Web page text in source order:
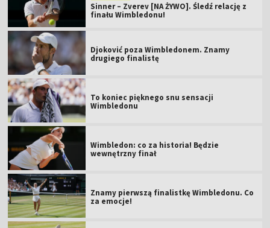
Sinner – Zverev [NA ŻYWO]. Śledź relację z
finału Wimbledonu!
Djoković poza Wimbledonem. Znamy
drugiego finalistę
To koniec pięknego snu sensacji
Wimbledonu
Wimbledon: co za historia! Będzie
wewnętrzny finał
Znamy pierwszą finalistkę Wimbledonu. Co
za emocje!